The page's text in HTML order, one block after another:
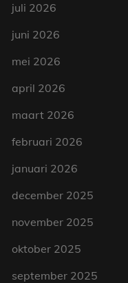
juli 2026
juni 2026
mei 2026
april 2026
maart 2026
februari 2026
januari 2026
december 2025
november 2025
oktober 2025
september 2025